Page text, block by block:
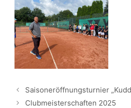
Saisoneröffnungsturnier
Clubmeisterschaften 2025